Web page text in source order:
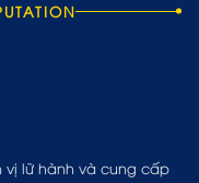
vị lữ hành và cung cấp